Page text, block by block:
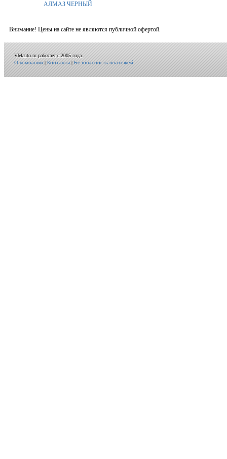
АЛМАЗ ЧЕРНЫЙ
Внимание! Цены на сайте не являются публичной офертой.
VMauto.ru работает с 2005 года.
О компании|Контакты|Безопасность платежей